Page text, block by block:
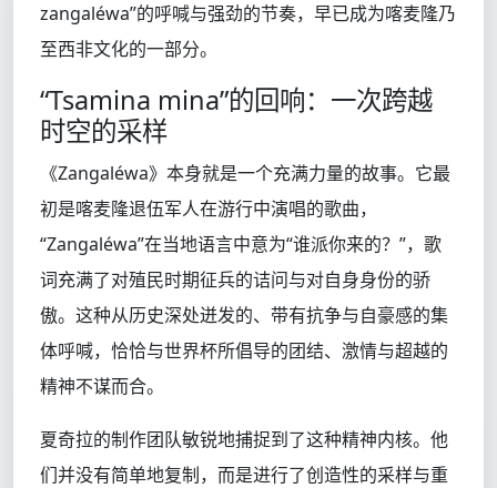
zangaléwa”的呼喊与强劲的节奏，早已成为喀麦隆乃
至西非文化的一部分。
“Tsamina mina”的回响：一次跨越
时空的采样
《Zangaléwa》本身就是一个充满力量的故事。它最
初是喀麦隆退伍军人在游行中演唱的歌曲，
“Zangaléwa”在当地语言中意为“谁派你来的？”，歌
词充满了对殖民时期征兵的诘问与对自身身份的骄
傲。这种从历史深处迸发的、带有抗争与自豪感的集
体呼喊，恰恰与世界杯所倡导的团结、激情与超越的
精神不谋而合。
夏奇拉的制作团队敏锐地捕捉到了这种精神内核。他
们并没有简单地复制，而是进行了创造性的采样与重